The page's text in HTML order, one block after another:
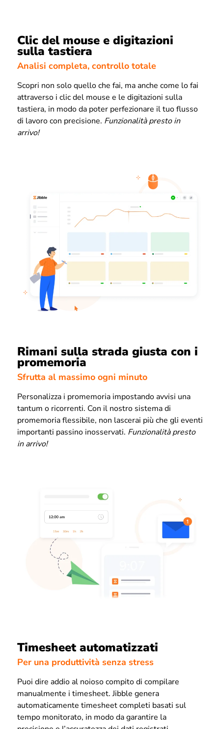
Clic del mouse e digitazioni
sulla tastiera
Analisi completa, controllo totale
Scopri non solo quello che fai, ma anche come lo fai
attraverso i clic del mouse e le digitazioni sulla
tastiera, in modo da poter perfezionare il tuo flusso
di lavoro con precisione. Funzionalità presto in
arrivo!
Rimani sulla strada giusta con i
promemoria
Sfrutta al massimo ogni minuto
Personalizza i promemoria impostando avvisi una
tantum o ricorrenti. Con il nostro sistema di
promemoria flessibile, non lascerai più che gli eventi
importanti passino inosservati. Funzionalità presto
in arrivo!
Timesheet automatizzati
Per una produttività senza stress
Puoi dire addio al noioso compito di compilare
manualmente i timesheet. Jibble genera
automaticamente timesheet completi basati sul
tempo monitorato, in modo da garantire la